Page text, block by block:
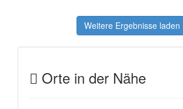
Weitere Ergebnisse laden
Orte in der Nähe